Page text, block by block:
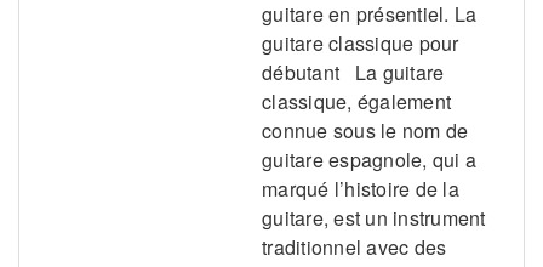
guitare en présentiel. La
guitare classique pour
débutant La guitare
classique, également
connue sous le nom de
guitare espagnole, qui a
marqué l’histoire de la
guitare, est un instrument
traditionnel avec des